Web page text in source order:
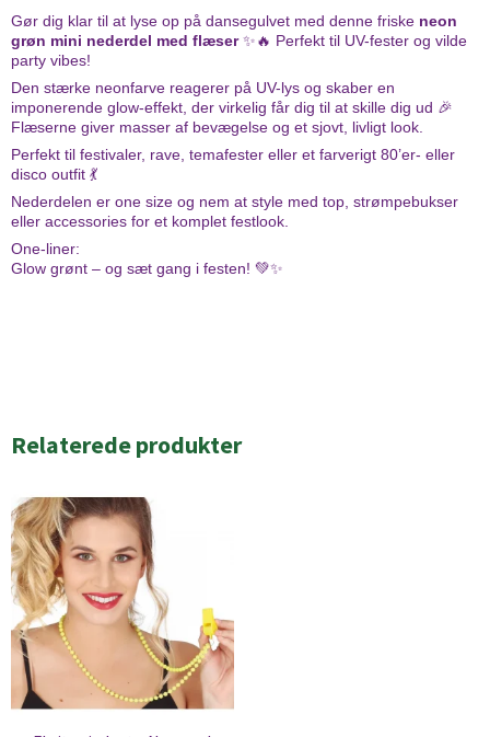
Gør dig klar til at lyse op på dansegulvet med denne friske neon
grøn mini nederdel med flæser✨🔥 Perfekt til UV-fester og vilde
party vibes!
Den stærke neonfarve reagerer på UV-lys og skaber en
imponerende glow-effekt, der virkelig får dig til at skille dig ud 🎉
Flæserne giver masser af bevægelse og et sjovt, livligt look.
Perfekt til festivaler, rave, temafester eller et farverigt 80’er- eller
disco outfit 💃
Nederdelen er one size og nem at style med top, strømpebukser
eller accessories for et komplet festlook.
One-liner:
Glow grønt – og sæt gang i festen! 💚✨
Relaterede produkter